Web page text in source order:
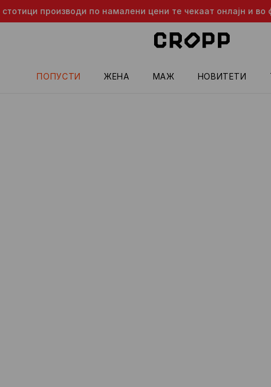
производи по намалени цени те чекаат онлајн и во
ПОПУСТИ ЖЕНА МАЖ HОВИТЕТИ